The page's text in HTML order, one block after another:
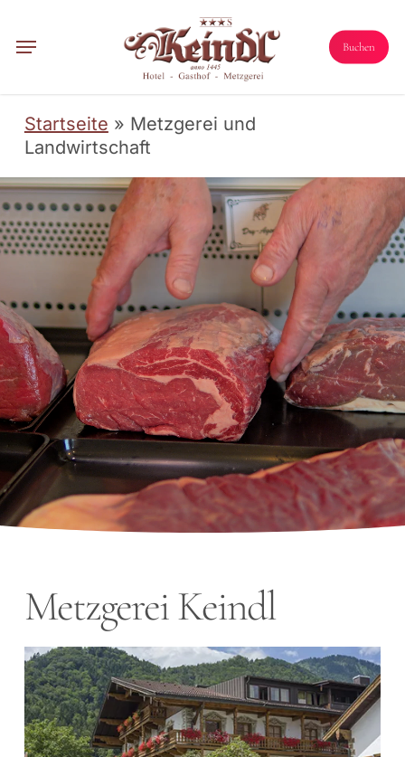
main
Buchen
Menu
Startseite » Metzgerei und
Landwirtschaft
Metzgerei Keindl